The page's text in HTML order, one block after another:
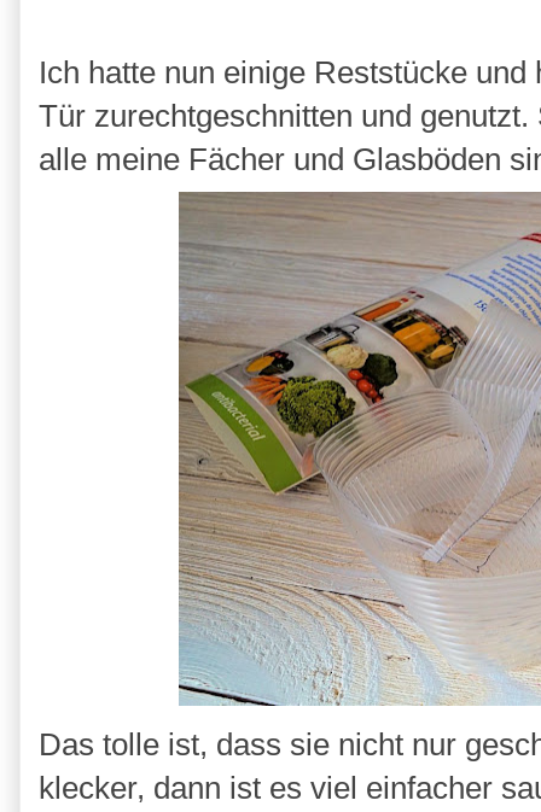
Ich hatte nun einige Reststücke
Tür zurechtgeschnitten und
alle meine Fächer und Glasböden
Das tolle ist, dass sie nicht nur
klecker, dann ist es viel einfacher